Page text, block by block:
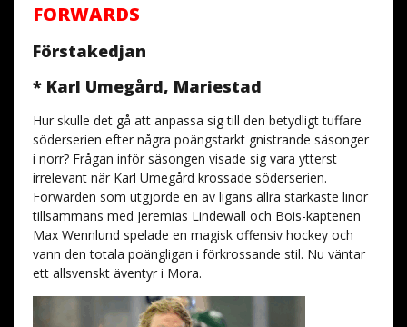
FORWARDS
Förstakedjan
* Karl Umegård, Mariestad
Hur skulle det gå att anpassa sig till den betydligt tuffare
söderserien efter några poängstarkt gnistrande säsonger
i norr? Frågan inför säsongen visade sig vara ytterst
irrelevant när Karl Umegård krossade söderserien.
Forwarden som utgjorde en av ligans allra starkaste linor
tillsammans med Jeremias Lindewall och Bois-kaptenen
Max Wennlund spelade en magisk offensiv hockey och
vann den totala poängligan i förkrossande stil. Nu väntar
ett allsvenskt äventyr i Mora.